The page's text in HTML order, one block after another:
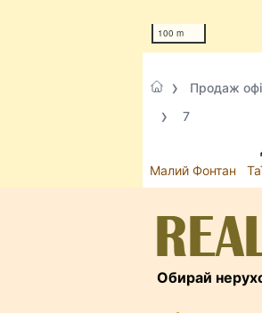
100 m
Продаж
7
Малий Фонтан
Обирай